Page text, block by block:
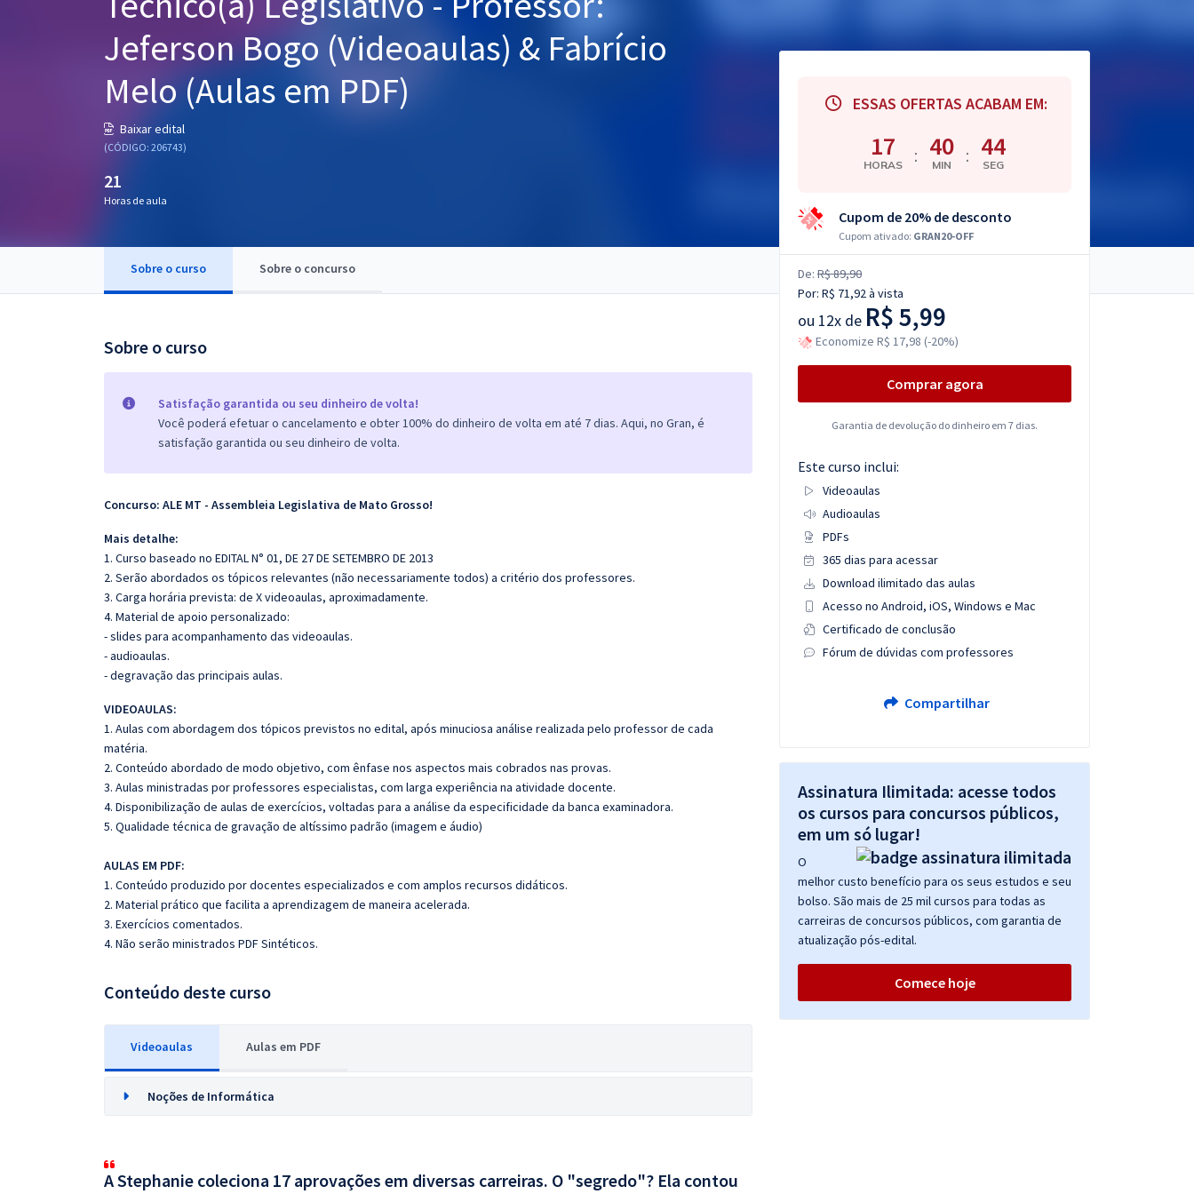
Questões grátis
Jeferson Bogo (Videoaulas) & Fabrício
Melo (Aulas em PDF)
Baixar edital
(CÓDIGO: 206743)
21
Horas de aula
Sobre o curso Sobre o concurso
Sobre o curso
Satisfação garantida ou seu dinheiro de volta!
Você poderá efetuar o cancelamento e obter 100% do dinheiro de volta em até 7 dias. Aqui, no Gran, é
satisfação garantida ou seu dinheiro de volta.
Concurso: ALE MT - Assembleia Legislativa de Mato Grosso!
Mais detalhe:
1. Curso baseado no EDITAL N° 01, DE 27 DE SETEMBRO DE 2013
2. Serão abordados os tópicos relevantes (não necessariamente todos) a critério dos professores.
3. Carga horária prevista: de X videoaulas, aproximadamente.
4. Material de apoio personalizado:
- slides para acompanhamento das videoaulas.
- audioaulas.
- degravação das principais aulas.
VIDEOAULAS:
1. Aulas com abordagem dos tópicos previstos no edital, após minuciosa análise realizada pelo professor de cada
matéria.
2. Conteúdo abordado de modo objetivo, com ênfase nos aspectos mais cobrados nas provas.
3. Aulas ministradas por professores especialistas, com larga experiência na atividade docente.
4. Disponibilização de aulas de exercícios, voltadas para a análise da especificidade da banca examinadora.
5. Qualidade técnica de gravação de altíssimo padrão (imagem e áudio)
AULAS EM PDF:
1. Conteúdo produzido por docentes especializados e com amplos recursos didáticos.
2. Material prático que facilita a aprendizagem de maneira acelerada.
3. Exercícios comentados.
4. Não serão ministrados PDF Sintéticos.
Conteúdo deste curso
Videoaulas Aulas em PDF
Noções de Informática
A Stephanie coleciona 17 aprovações em diversas carreiras. O "segredo"? Ela contou
ESSAS OFERTAS ACABAM EM:
17
HORAS : 40
MIN : 43
SEG
Cupom de 20% de desconto
Cupom ativado: GRAN20-OFF
De: R$ 89,90
Por: R$ 71,92à vista
ou 12x de R$ 5,99
Economize R$ 17,98 (-20%)
Comprar agora
Garantia de devolução do dinheiro em 7 dias.
Este curso inclui:
Videoaulas
Audioaulas
PDFs
365 dias para acessar
Download ilimitado das aulas
Acesso no Android, iOS, Windows e Mac
Certificado de conclusão
Fórum de dúvidas com professores
Compartilhar
Assinatura Ilimitada: acesse todos
os cursos para concursos públicos,
em um só lugar!
O
melhor custo benefício para os seus estudos e seu
bolso. São mais de 25 mil cursos para todas as
carreiras de concursos públicos, com garantia de
atualização pós-edital.
Comece hoje